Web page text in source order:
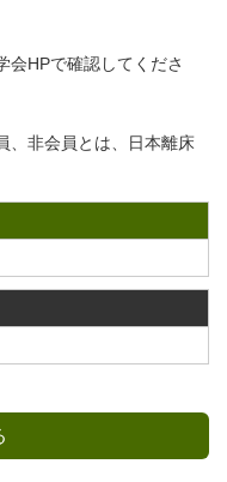
HPで確認してくださ
、非会員とは、日本離床